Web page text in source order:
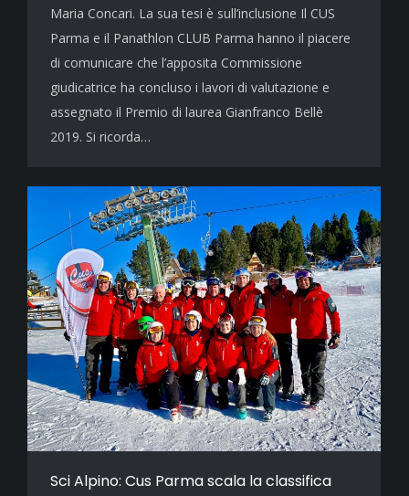
Maria Concari. La sua tesi è sull’inclusione Il CUS
Parma e il Panathlon CLUB Parma hanno il piacere
di comunicare che l’apposita Commissione
giudicatrice ha concluso i lavori di valutazione e
assegnato il Premio di laurea Gianfranco Bellè
2019. Si ricorda…
Sci Alpino: Cus Parma scala la classifica